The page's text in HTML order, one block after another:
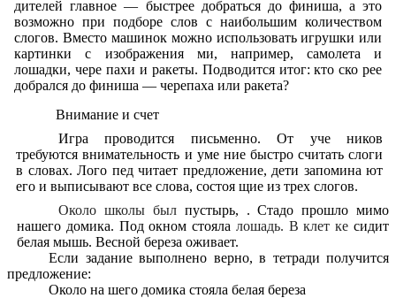
дителей главное — быстрее добраться до финиша, а это
возможно при подборе слов с наибольшим количеством
слогов. Вместо машинок можно использовать игрушки или
картинки с изображения ми, например, самолета и
лошадки, чере пахи и ракеты. Подводится итог: кто ско рее
добрался до финиша — черепаха или ракета?
Внимание и счет
Игра проводится письменно. От уче ников
требуются внимательность и уме ние быстро считать слоги
в словах. Лого пед читает предложение, дети запомина ют
его и выписывают все слова, состоя щие из трех слогов.
Около школы был пустырь, . Стадо прошло мимо
нашего домика. Под окном стояла лошадь. В клет кесидит
белая мышь. Весной береза оживает.
Если задание выполнено верно, в тетради получится
предложение:
Около на шего домика стояла белая береза